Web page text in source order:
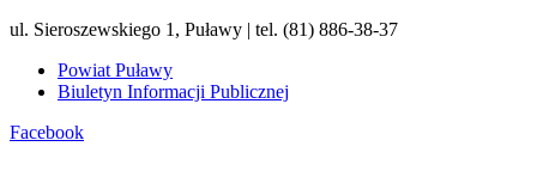
ul. Sieroszewskiego 1, Puławy | tel. (81) 886-38-37
Powiat Puławy
Biuletyn Informacji Publicznej
Facebook